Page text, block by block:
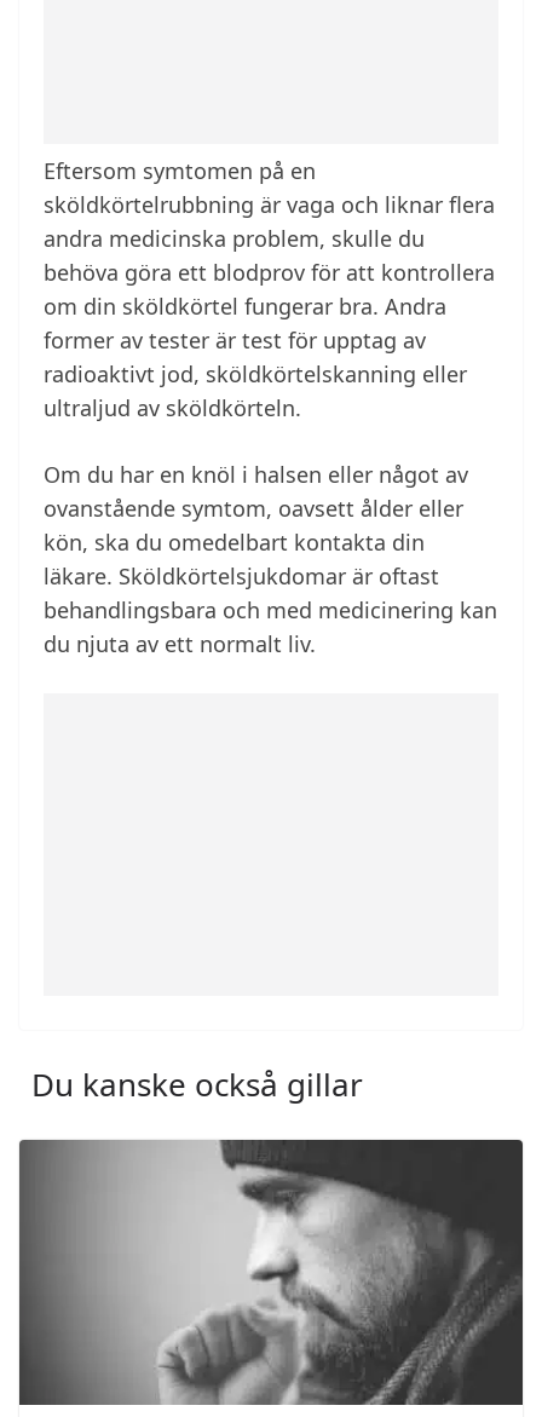
Eftersom symtomen på en
sköldkörtelrubbning är vaga och liknar flera
andra medicinska problem, skulle du
behöva göra ett blodprov för att kontrollera
om din sköldkörtel fungerar bra. Andra
former av tester är test för upptag av
radioaktivt jod, sköldkörtelskanning eller
ultraljud av sköldkörteln.
Om du har en knöl i halsen eller något av
ovanstående symtom, oavsett ålder eller
kön, ska du omedelbart kontakta din
läkare. Sköldkörtelsjukdomar är oftast
behandlingsbara och med medicinering kan
du njuta av ett normalt liv.
Du kanske också gillar